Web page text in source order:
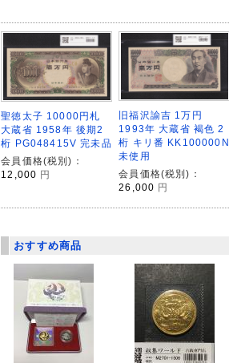
聖徳太子 10000円札
大蔵省 1958年 後期2
桁 PG048415V 完未品
会員価格(税別)：
12,000 円
旧福沢諭吉 1万円
1993年 大蔵省 褐色 2
桁 キリ番 KK100000N
未使用
会員価格(税別)：
26,000 円
おすすめ商品